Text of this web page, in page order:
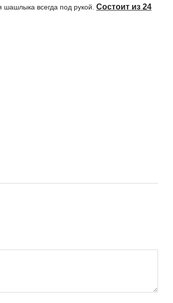
всегда под рукой. Состоит из 24